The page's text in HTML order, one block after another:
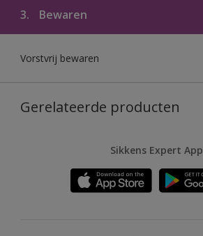
3. Bewaren
Vorstvrij bewaren
Gerelateerde producten
Sikkens Expert App